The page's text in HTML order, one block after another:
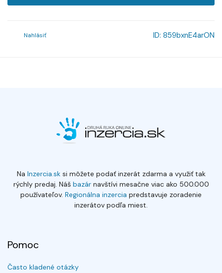
Nahlásiť ID: 859bxnE4arON
Na Inzercia.sksi môžete podať inzerát zdarma a využiť tak
rýchly predaj. Náš bazárnavštívi mesačne viac ako 500.000
používateľov. Regionálna inzercia predstavuje zoradenie
inzerátov podľa miest.
Pomoc
Často kladené otázky